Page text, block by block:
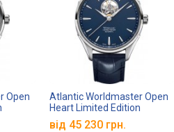
Open
Atlantic Worldmaster Open
Heart Limited Edition
52780.41.51
від 45 230 грн.